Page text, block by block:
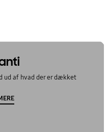
ud af hvad der er dækket